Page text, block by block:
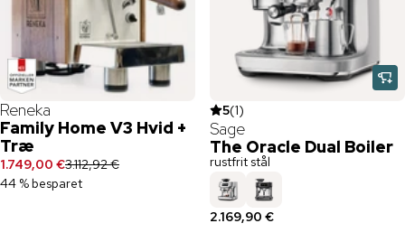
Reneka
Family Home V3 Hvid +
Træ
1.749,00 €3.112,92 €
44 % besparet
5(1)
Sage
The Oracle Dual Boiler
rustfrit stål
2.169,90 €